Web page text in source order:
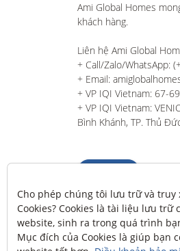
Ami Global Homes
khách hàng.
Liên hệ Ami Global
+ Call/Zalo/WhatsApp:
+ Email:
+ VP IQI Vietnam: 67-
+ VP IQI Vietnam:
Bình Khánh, TP. Thủ
Cho phép chúng tôi lưu trữ và
Cookies? Cookies là tài liệu lưu trữ
website, sinh ra trong quá trình
Mục đích của Cookies là giúp bạn